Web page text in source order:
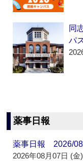
同
パ
薬事日報
薬事日報 2026/
2026年08月07日 (金)